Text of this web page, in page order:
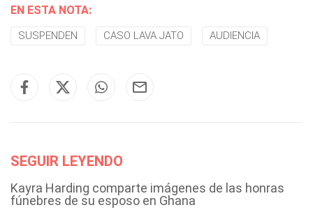
EN ESTA NOTA:
SUSPENDEN CASO LAVA JATO AUDIENCIA
SEGUIR LEYENDO
Kayra Harding comparte imágenes de las honras
fúnebres de su esposo en Ghana